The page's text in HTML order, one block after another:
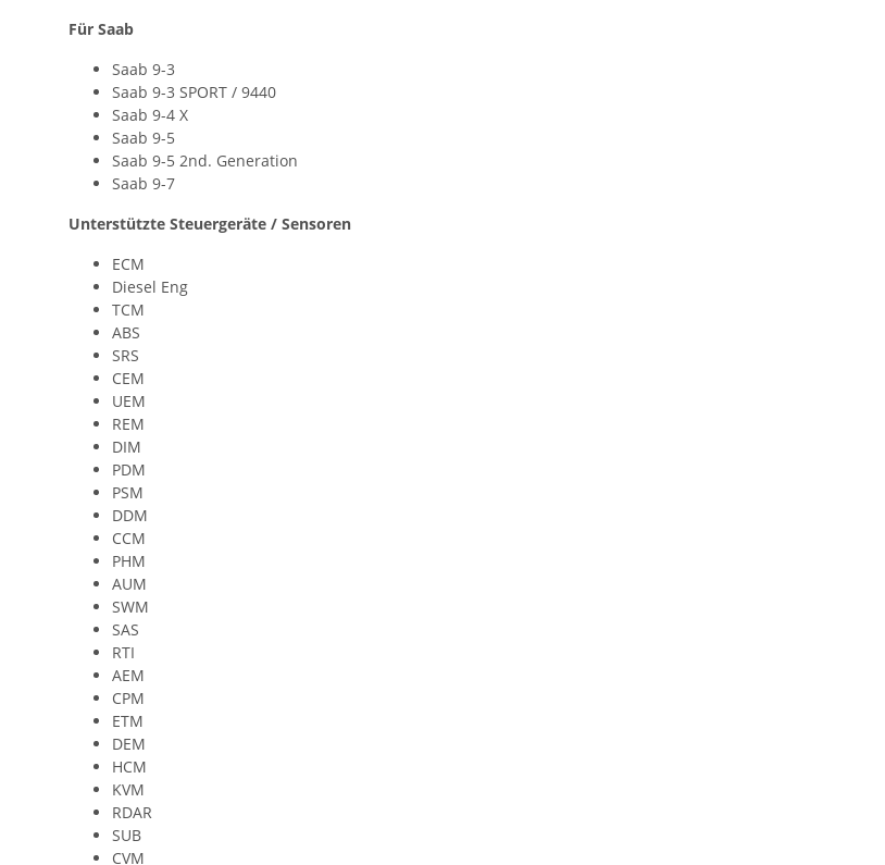
Für Saab
Saab 9-3
Saab 9-3 SPORT / 9440
Saab 9-4 X
Saab 9-5
Saab 9-5 2nd. Generation
Saab 9-7
Unterstützte Steuergeräte / Sensoren
ECM
Diesel Eng
TCM
ABS
SRS
CEM
UEM
REM
DIM
PDM
PSM
DDM
CCM
PHM
AUM
SWM
SAS
RTI
AEM
CPM
ETM
DEM
HCM
KVM
RDAR
SUB
CVM